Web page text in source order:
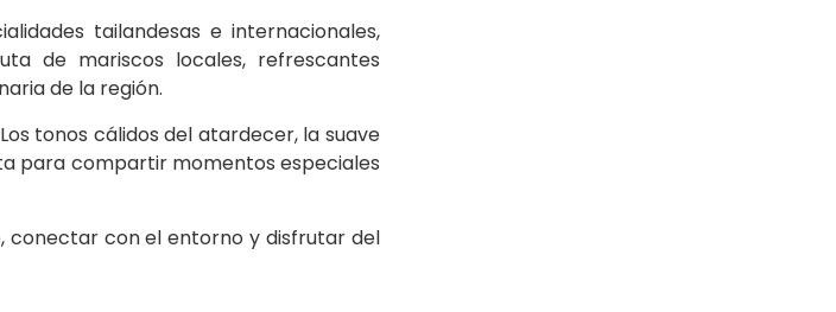
tailandesas e internacionales,
de mariscos locales, refrescantes
de la región.
tonos cálidos del atardecer, la suave
para compartir momentos especiales
conectar con el entorno y disfrutar del